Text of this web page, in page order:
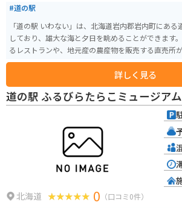
#道の駅
「道の駅 いわない」は、北海道岩内郡岩内町にあ
しており、雄大な海と夕日を眺めることができます。 新鮮な魚介類が味わえ
るレストランや、地元産の農産物を販売する直売所
町特産の「いわないタラ」は絶品で、お土産にもおすすめで
れる際は、駐車場から日本海を一望できる絶景ポイ
ち寄ってみてください。周辺には、積丹半島や神威
スポットも点在しており、ツーリングの拠点として
詳しく見る
道の駅 ふるびらたらこミュージアム
北海道 0 （口コミ0件）